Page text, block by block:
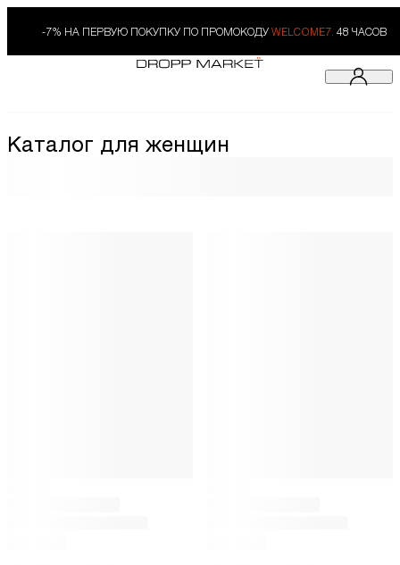
-7% НА ПЕРВУЮ ПОКУПКУ ПО ПРОМОКОДУ WELCOME7. 48 ЧАСОВ
Каталог для женщин